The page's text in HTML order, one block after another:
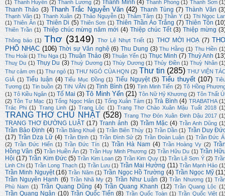
(1) Thanh Huyền (2) Thanh Lương (2) Thanh Minh (4) Thanh Phong (1) Thanh Sơn
Thanh Thảo (3) Thanh Trắc Nguyễn Văn (42) Thanh Tùng (7) Thành Văn
Thạnh Văn (1) Thanh Xuân (2) Thảo Nguyễn (1) Thâm Tâm (1) Thần Y (1) Thi Ngọc
(1) Thiên Ân (1) Thiên Di (5) Thiên Sơn (1) Thiên Thần Áo Trắng (7) Thiên Tôn
Thiên Trần (1) Thiệp chúc mừng năm mới (4) Thiệp chúc Tết (3) Thiệp mừng
Thông báo (1) Thơ (3149) Thơ Lê Nhựt Triết (1) THƠ MỜI HOẠ (7)
PHỔ NHẠC (106) Thời sự Văn nghệ (6) Thu Dung (3) Thu Hằng (1) Thu Hiền
Thu Hoài (1) Thu Nga (1) Thuận Thảo (8) Thuận Yến (1) Thục Minh (7) Thuỳ Anh
Thuỵ Du (1) Thụy Du (3) Thuỳ Dương (1) Thùy Dương (1) Thủy Điền (1) Thuỳ Nhân
Thư cảm ơn (1) Thư ngỏ (1) THƯ NGỎ CỦA HQN (2) Thư tin (285) THƯ VIỆN
GIẢ (1) Tiểu luận (4) Tiểu Mục Đồng (1) Tiểu Nguyệt (5) Tiểu thuyết (107)
Tương (1) Tin buồn (2) TIN VĂN (2) Tịnh Bình (19) Tịnh Minh Tiến (2) Tô Hồng
(1) Tô Kiều Ngân (1) Tố Mai (3) Tô Minh Yến (21) Tôn Nữ Hỷ Khương (2) Tôn Thất
(2) Tôn Tư Mạc (1) Tống Ngọc Hân (1) Tống Xuân Tám (1) Trà Bình (4) TRABATHA
Trác Phi (1) Trang Linh (1) Trang Lộc (1) Trang Thơ Chào Xuân Mậu Tuất 2018
TRANG THƠ CHỦ NHẬT (528) Trang Thơ Đón Xuân Đinh Dậu 2017
TRANG THƠ ĐƯỜNG LUẬT (17) Tranh ảnh (3) Trầm Mặc (4) Trần Anh Dũng
Trần Bảo Định (4) Trần Băng Khuê (1) Trần Biên Thùy (1) Trần Dần (1) Trần Duy
(17) Trần Dzạ Lữ (4) Trần Định (1) Trần Đình Sử (2) Trần Đoàn Luận (1) Trần Đức
(2) Trần Đức Hiển (1) Trần Đức Tín (1) Trần Hà Nam (4) Trần Hoàng Vy (2)
Hồng Vân (5) Trần Huiền Ân (2) Trần Huy Minh Phương (2) Trần Hữu Du (1) Trần
Hội (17) Trần Kim Đức (5) Trần Kim Loan (2) Trần Kim Quy (1) Trần Lê Sơn Ý (2)
Linh Chi (1) Trần Long Thạch (1) Trần Lưu (1) Trần Mai Hường (11) Trần Mạnh Hảo
Trần Minh Nguyệt (16) Trần Năm (1) Trần Ngọc Hồ Trường (4) Trần Ngọc Mỹ
Trần Nguyên Hạnh (6) Trần Nhã My (2) Trần Như Luận (3) Trần Nhương (1)
Phù Nam (1) Trần Quang Dũng (4) Trần Quang Khanh (12) Trần Quang Lộc
Trần Quang Ngân (10) Trần Quốc Tiến (8) Trần Quốc Toàn (1) Trần Quốc Việt